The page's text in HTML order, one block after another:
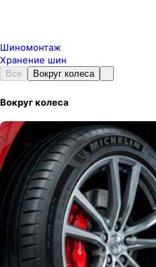
Шиномонтаж
Хранение шин
Все Вокруг колеса
Вокруг колеса